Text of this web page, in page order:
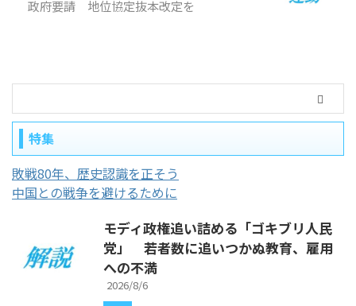
政府要請 地位協定抜本改定を
特集
敗戦80年、歴史認識を正そう
中国との戦争を避けるために
モディ政権追い詰める「ゴキブリ人民
党」 若者数に追いつかぬ教育、雇用
への不満
2026/8/6